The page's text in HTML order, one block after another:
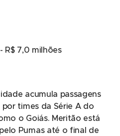
R$ 7,0 milhões
acumula passagens
times da Série A do
o Goiás. Meritão está
Pumas até o final de